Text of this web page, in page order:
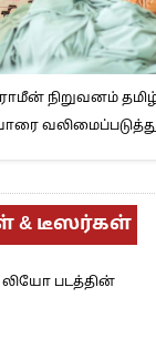
நிறுவனம்
& டீஸர்கள்
லியோ படத்தின்